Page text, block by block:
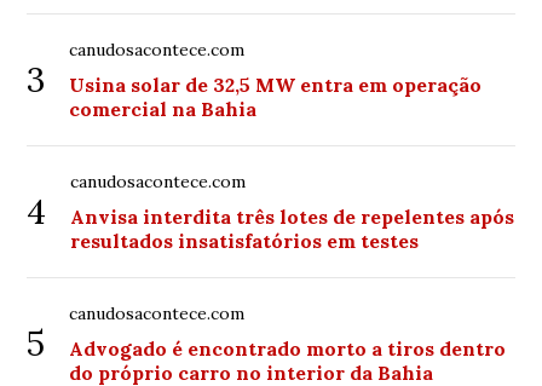
3
canudosacontece.com
Usina solar de 32,5 MW entra em operação
comercial na Bahia
4
canudosacontece.com
Anvisa interdita três lotes de repelentes após
resultados insatisfatórios em testes
5
canudosacontece.com
Advogado é encontrado morto a tiros dentro
do próprio carro no interior da Bahia